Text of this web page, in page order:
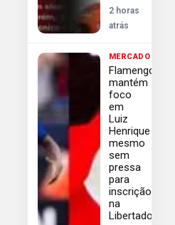
2 horas
atrás
MERCADO
Flamengo
mantém
foco
em
Luiz
Henrique
mesmo
sem
pressa
para
inscrição
na
Libertadores